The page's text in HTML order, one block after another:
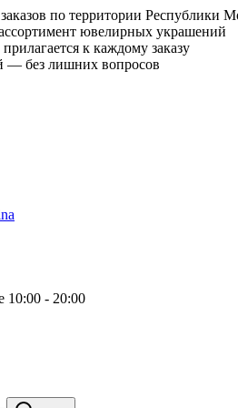
по территории Республики
ювелирных украшений
к каждому заказу
— без лишних вопросов
10:00 - 20:00